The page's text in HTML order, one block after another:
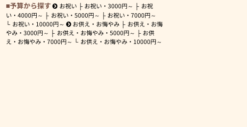
予算から探す お祝い お祝い・3000円～
お祝
い・ 4000円～ お祝い・ 5000円～ お祝い・7000円～
お祝い・ 10000円～ お供え・お悔やみ
お供え・お悔
やみ・ 3000円～ お供え・お悔やみ・ 5000円～
お供
え・お悔やみ・ 7000円～ お供え・お悔やみ・ 10000円～